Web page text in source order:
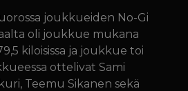
joukkueiden No-Gi
oli joukkue mukana
kiloisissa ja joukkue toi
ottelivat Sami
Teemu Sikanen sekä